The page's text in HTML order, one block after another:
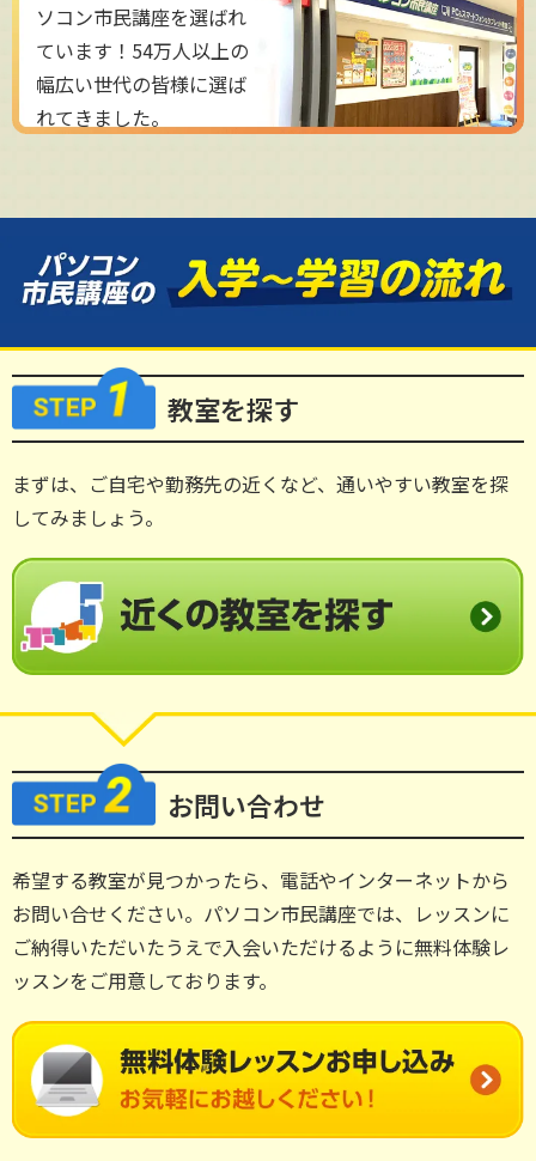
ソコン市民講座を選ばれ
ています！54万人以上の
幅広い世代の皆様に選ば
れてきました。
教室を探す
まずは、ご自宅や勤務先の近くなど、通いやすい教室を探
してみましょう。
お問い合わせ
希望する教室が見つかったら、電話やインターネットから
お問い合せください。パソコン市民講座では、レッスンに
ご納得いただいたうえで入会いただけるように無料体験レ
ッスンをご用意しております。